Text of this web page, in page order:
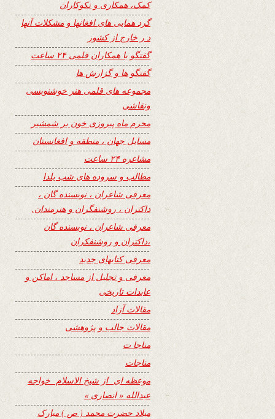
کمک، همکاری و نکوکاران
گرد همایی های افغانها و مشکلات آنها
د ر خارج از کشور
گفتگو با همکاران قلمی ۲۴ ساعت
گفتگو ها و گزارش ها
مجموعه های قلمی هنر خوشنویسی
ونقاشی
محرم ماه پیروزی خون بر شمشیر
مسایل جهان ، منطقه و افغانستان
مشاعره ۲۴ ساعت
مطالب و سروده های شب یلدا
معرفی شاعران ، نویسنده گان ،
داکتران ، روشنفگران و هنرمندان.
معرفی شاعران ، نویسنده گان
،داکتران و روشنفکران
معرفی کتابهای جدید
معرفی و تجلیل از مساجد ، اماکن و
عابدات تاریخی
مقالات آزاد
مقالات جالب و پژوهشی
مناجا ت
مناجات
موعظه ای از شیخ الاسلام خواجه
عبدالله « انصاری »
میلاد حضرت محمد ( ص ) مبارک